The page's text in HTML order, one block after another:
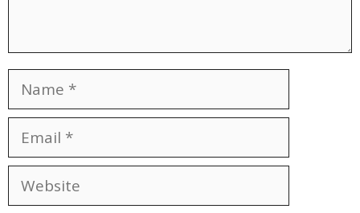
Name
Email
Website